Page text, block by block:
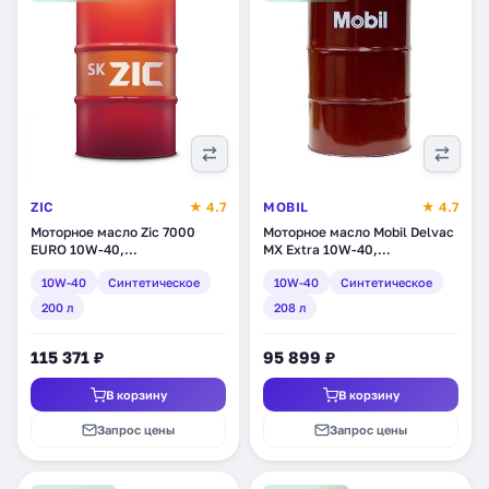
ZIC
★ 4.7
Моторное масло Zic 7000
EURO 10W-40,
(207148)
10W-40
Синтетическое
200 л
115 371 ₽
В корзину
Запрос цены
MOBIL
★ 4.7
Моторное масло Mobil Delvac
MX Extra 10W-40,
(152891)
10W-40
Синтетическое
208 л
95 899 ₽
В корзину
Запрос цены